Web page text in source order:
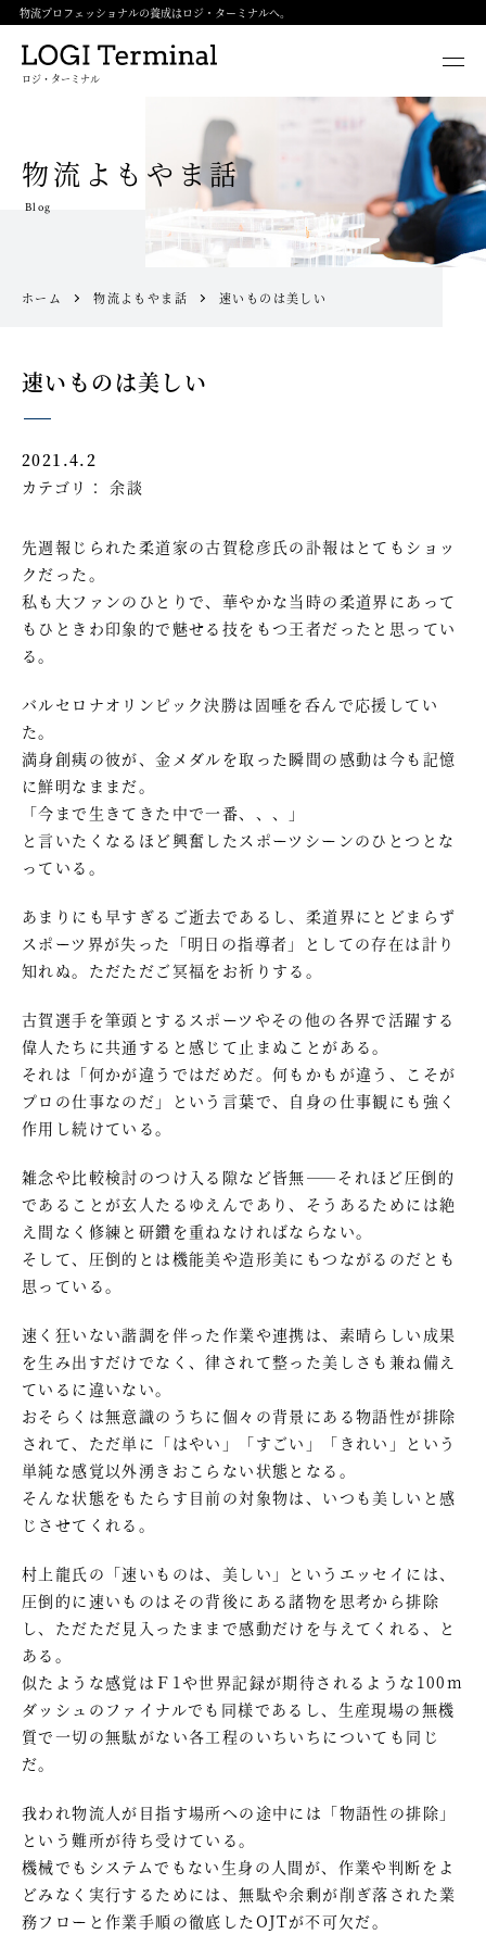
物流プロフェッショナルの養成はロジ・ターミナルへ。
ロジ・ターミナル
物流よもやま話
Blog
ホーム 物流よもやま話 速いものは美しい
速いものは美しい
2021.4.2
カテゴリ： 余談
先週報じられた柔道家の古賀稔彦氏の訃報はとてもショッ
クだった。
私も大ファンのひとりで、華やかな当時の柔道界にあって
もひときわ印象的で魅せる技をもつ王者だったと思ってい
る。
バルセロナオリンピック決勝は固唾を呑んで応援してい
た。
満身創痍の彼が、金メダルを取った瞬間の感動は今も記憶
に鮮明なままだ。
「今まで生きてきた中で一番、、、」
と言いたくなるほど興奮したスポーツシーンのひとつとな
っている。
あまりにも早すぎるご逝去であるし、柔道界にとどまらず
スポーツ界が失った「明日の指導者」としての存在は計り
知れぬ。ただただご冥福をお祈りする。
古賀選手を筆頭とするスポーツやその他の各界で活躍する
偉人たちに共通すると感じて止まぬことがある。
それは「何かが違うではだめだ。何もかもが違う、こそが
プロの仕事なのだ」という言葉で、自身の仕事観にも強く
作用し続けている。
雑念や比較検討のつけ入る隙など皆無――それほど圧倒的
であることが玄人たるゆえんであり、そうあるためには絶
え間なく修練と研鑽を重ねなければならない。
そして、圧倒的とは機能美や造形美にもつながるのだとも
思っている。
速く狂いない諧調を伴った作業や連携は、素晴らしい成果
を生み出すだけでなく、律されて整った美しさも兼ね備え
ているに違いない。
おそらくは無意識のうちに個々の背景にある物語性が排除
されて、ただ単に「はやい」「すごい」「きれい」という
単純な感覚以外湧きおこらない状態となる。
そんな状態をもたらす目前の対象物は、いつも美しいと感
じさせてくれる。
村上龍氏の「速いものは、美しい」というエッセイには、
圧倒的に速いものはその背後にある諸物を思考から排除
し、ただただ見入ったままで感動だけを与えてくれる、と
ある。
似たような感覚はＦ1や世界記録が期待されるような100m
ダッシュのファイナルでも同様であるし、生産現場の無機
質で一切の無駄がない各工程のいちいちについても同じ
だ。
我われ物流人が目指す場所への途中には「物語性の排除」
という難所が待ち受けている。
機械でもシステムでもない生身の人間が、作業や判断をよ
どみなく実行するためには、無駄や余剰が削ぎ落された業
務フローと作業手順の徹底したOJTが不可欠だ。